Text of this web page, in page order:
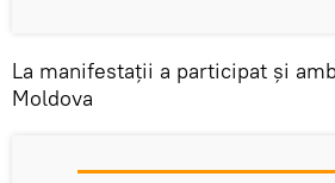
La manifestații a participat și
Moldova